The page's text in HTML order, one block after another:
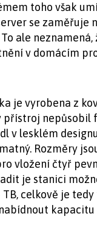
toho však
se zaměřuje
ale neznamená,
v domácím
je vyrobena z
přístroj nepůsobil
v lesklém
Rozměry
vložení čtyř
je stanici
celkově je tedy
kapacitu